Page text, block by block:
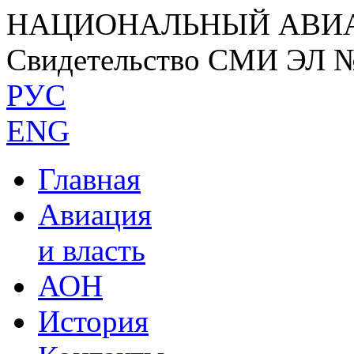
НАЦИОНАЛЬНЫЙ
Свидетельство СМИ ЭЛ
РУС
ENG
Главная
Авиация
и власть
АОН
История